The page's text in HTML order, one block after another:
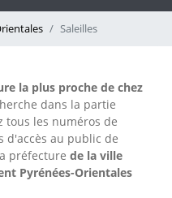
Saleilles
la plus proche de chez
dans la partie
tous les numéros de
d'accès au public de
préfecture de la ville
Pyrénées-Orientales